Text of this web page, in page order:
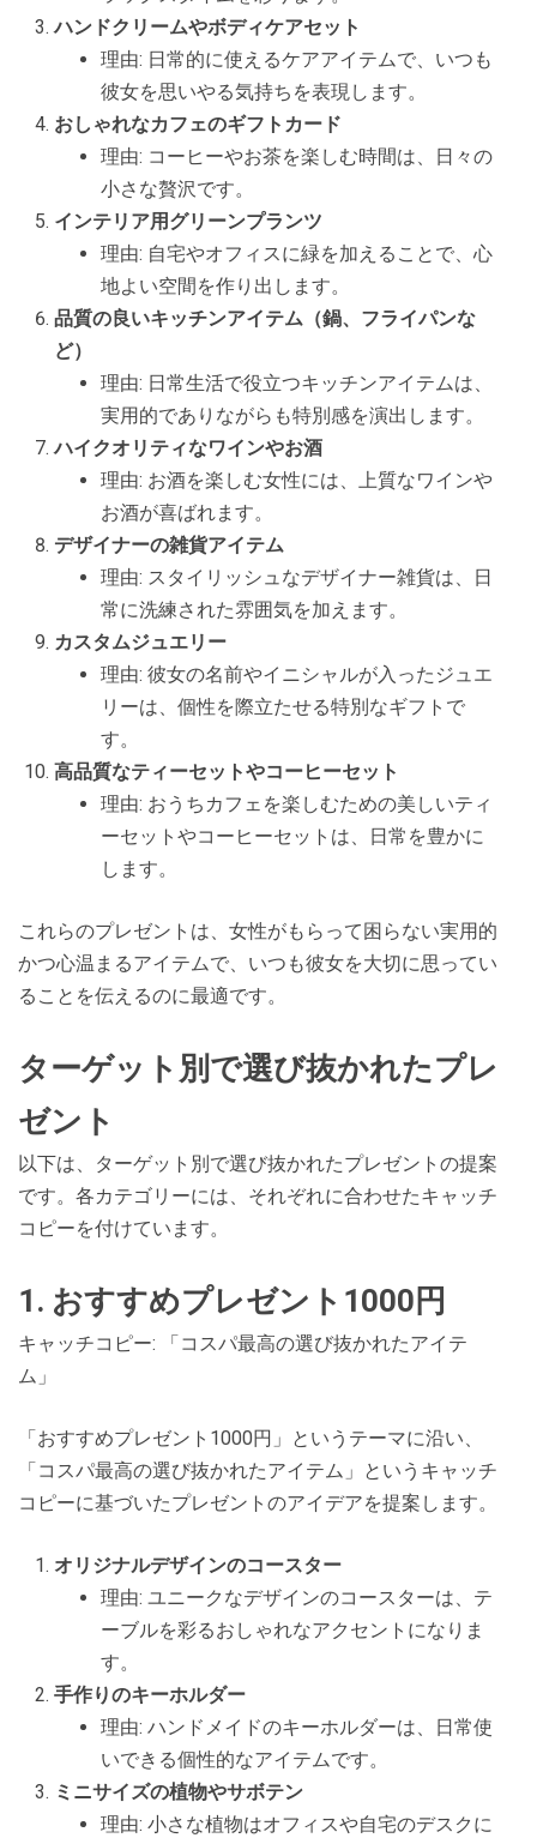
ハンドクリームやボディケアセット
理由: 日常的に使えるケアアイテムで、いつも
彼女を思いやる気持ちを表現します。
おしゃれなカフェのギフトカード
理由: コーヒーやお茶を楽しむ時間は、日々の
小さな贅沢です。
インテリア用グリーンプランツ
理由: 自宅やオフィスに緑を加えることで、心
地よい空間を作り出します。
品質の良いキッチンアイテム（鍋、フライパンな
ど）
理由: 日常生活で役立つキッチンアイテムは、
実用的でありながらも特別感を演出します。
ハイクオリティなワインやお酒
理由: お酒を楽しむ女性には、上質なワインや
お酒が喜ばれます。
デザイナーの雑貨アイテム
理由: スタイリッシュなデザイナー雑貨は、日
常に洗練された雰囲気を加えます。
カスタムジュエリー
理由: 彼女の名前やイニシャルが入ったジュエ
リーは、個性を際立たせる特別なギフトで
す。
高品質なティーセットやコーヒーセット
理由: おうちカフェを楽しむための美しいティ
ーセットやコーヒーセットは、日常を豊かに
します。
これらのプレゼントは、女性がもらって困らない実用的
かつ心温まるアイテムで、いつも彼女を大切に思ってい
ることを伝えるのに最適です。
ターゲット別で選び抜かれたプレ
ゼント
以下は、ターゲット別で選び抜かれたプレゼントの提案
です。各カテゴリーには、それぞれに合わせたキャッチ
コピーを付けています。
1. おすすめプレゼント1000円
キャッチコピー: 「コスパ最高の選び抜かれたアイテ
ム」
「おすすめプレゼント1000円」というテーマに沿い、
「コスパ最高の選び抜かれたアイテム」というキャッチ
コピーに基づいたプレゼントのアイデアを提案します。
オリジナルデザインのコースター
理由: ユニークなデザインのコースターは、テ
ーブルを彩るおしゃれなアクセントになりま
す。
手作りのキーホルダー
理由: ハンドメイドのキーホルダーは、日常使
いできる個性的なアイテムです。
ミニサイズの植物やサボテン
理由: 小さな植物はオフィスや自宅のデスクに